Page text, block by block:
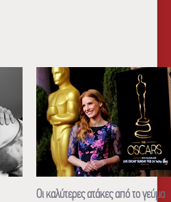
Οι καλύτερες ατάκες από το γεύμα